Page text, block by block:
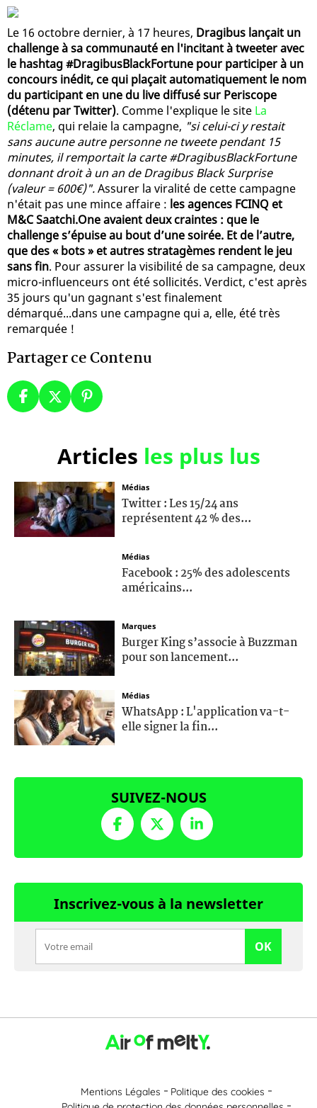
Le 16 octobre dernier, à 17 heures, Dragibus lançait un
challenge à sa communauté en l'incitant à tweeter avec
le hashtag #DragibusBlackFortune pour participer à un
concours inédit, ce qui plaçait automatiquement le nom
du participant en une du live diffusé sur Periscope
(détenu par Twitter). Comme l'explique le site La
Réclame, qui relaie la campagne, "si celui-ci y restait
sans aucune autre personne ne tweete pendant 15
minutes, il remportait la carte #DragibusBlackFortune
donnant droit à un an de Dragibus Black Surprise
(valeur = 600€)".Assurer la viralité de cette campagne
n'était pas une mince affaire : les agences FCINQ et
M&C Saatchi.One avaient deux craintes : que le
challenge s’épuise au bout d’une soirée. Et de l’autre,
que des « bots » et autres stratagèmes rendent le jeu
sans fin. Pour assurer la visibilité de sa campagne, deux
micro-influenceurs ont été sollicités. Verdict, c'est après
35 jours qu'un gagnant s'est finalement
démarqué...dans une campagne qui a, elle, été très
remarquée !
Partager ce Contenu
Articles les plus lus
Médias
Twitter : Les 15/24 ans
représentent 42 % des...
Médias
Facebook : 25% des adolescents
américains...
Marques
Burger King s’associe à Buzzman
pour son lancement...
Médias
WhatsApp : L'application va-t-
elle signer la fin...
SUIVEZ-NOUS
Inscrivez-vous à la newsletter
OK
Mentions Légales
Politique des cookies